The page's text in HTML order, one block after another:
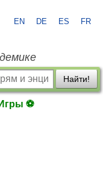
EN DE ES FR
Найти!
Игры ⚽